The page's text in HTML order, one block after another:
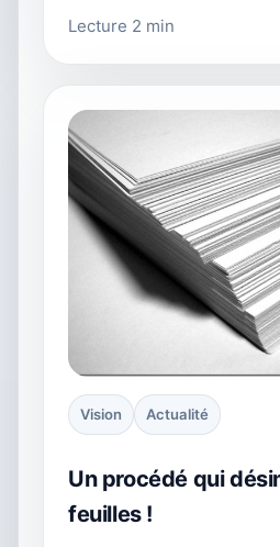
Lecture 2 min
Vision Actualité
Un procédé qui
feuilles !